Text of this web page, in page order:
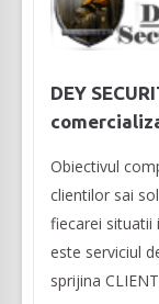
DEY
Obiectivul
clientilor sai
fiecarei situatii
este serviciul
sprijina